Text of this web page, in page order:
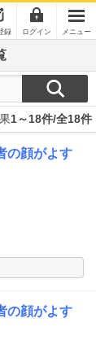
録 ログイン メニュー
1～18件/全18件
の顔がよす
の顔がよす